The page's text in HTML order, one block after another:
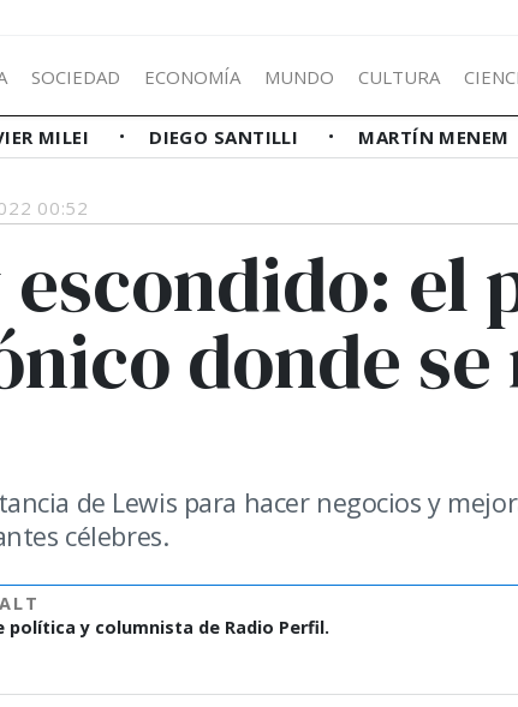
SOCIEDAD ECONOMÍA MUNDO CULTURA
MILEI DIEGO SANTILLI MARTÍN MENEM
00:52
el
donde se
de Lewis para hacer negocios y
célebres.
política y columnista de Radio Perfil.